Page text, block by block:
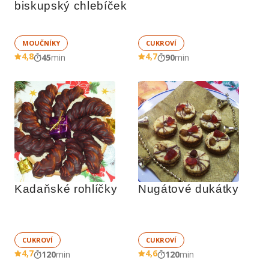
biskupský chlebíček
MOUČNÍKY
4,8 45min
CUKROVÍ
4,7 90min
Kadaňské rohlíčky
CUKROVÍ
4,7 120min
Nugátové dukátky
CUKROVÍ
4,6 120min